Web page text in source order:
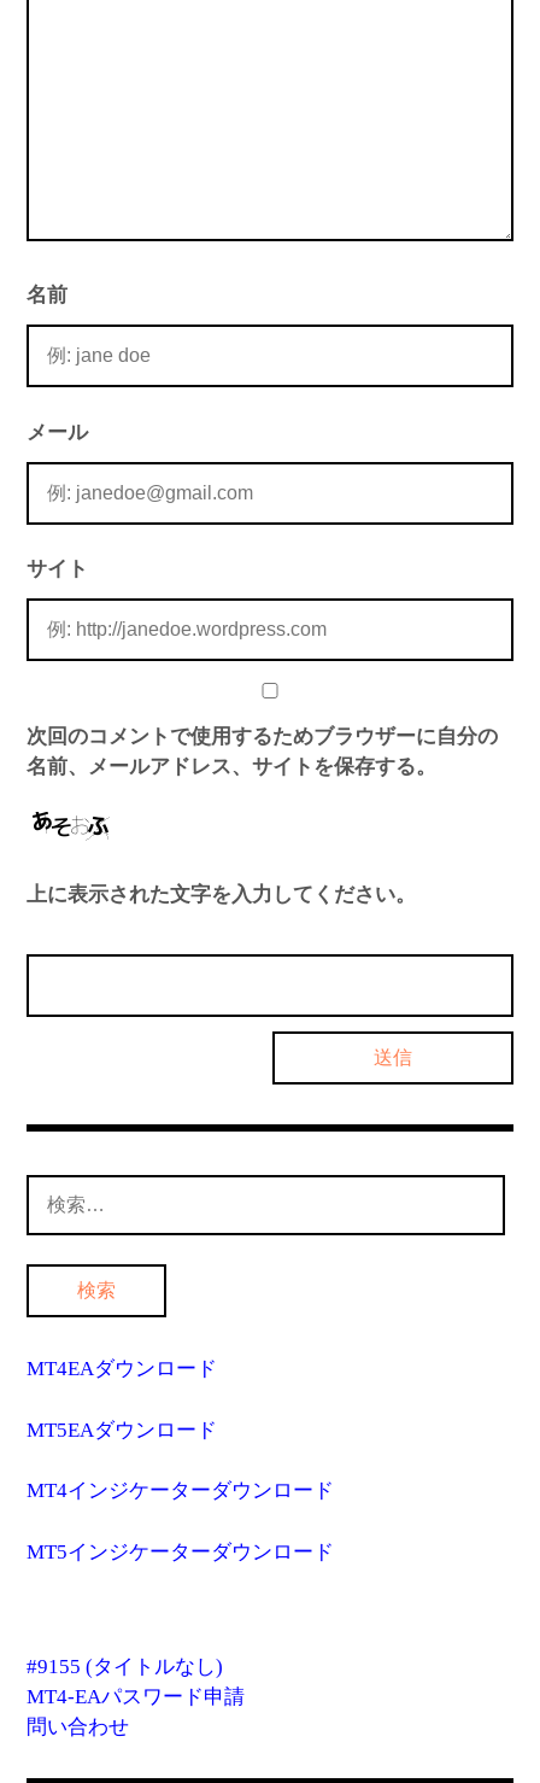
名前
メール
サイト
次回のコメントで使用するためブラウザーに自分の
名前、メールアドレス、サイトを保存する。
上に表示された文字を入力してください。
索:
MT4EAダウンロード
MT5EAダウンロード
MT4インジケーターダウンロード
MT5インジケーターダウンロード
#9155 (タイトルなし)
MT4-EAパスワード申請
問い合わせ